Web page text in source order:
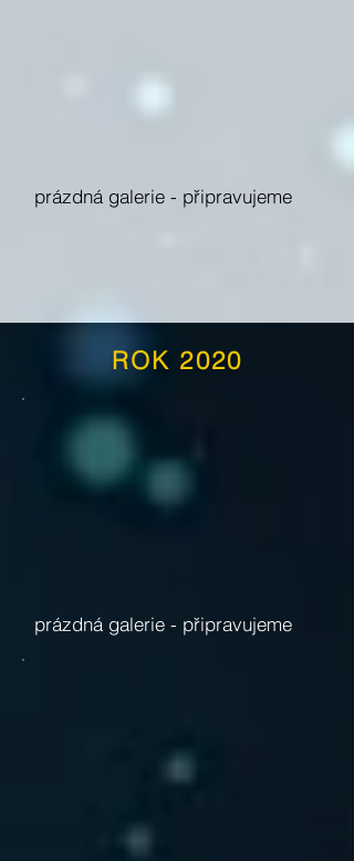
prázdná galerie - připravujeme
ROK 2020
prázdná galerie - připravujeme